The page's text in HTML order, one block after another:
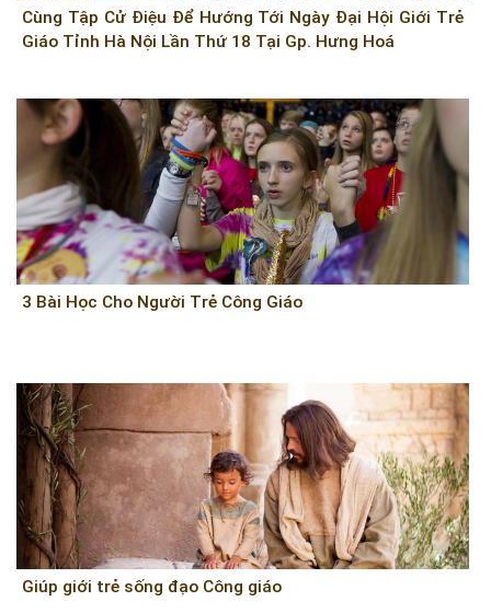
Cùng Tập Cử Điệu Để Hướng Tới Ngày Đại Hội Giới Trẻ
Giáo Tỉnh Hà Nội Lần Thứ 18 Tại Gp. Hưng Hoá
3 Bài Học Cho Người Trẻ Công Giáo
Giúp giới trẻ sống đạo Công giáo